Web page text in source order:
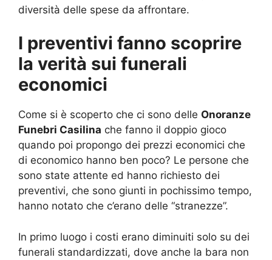
diversità delle spese da affrontare.
I preventivi fanno scoprire
la verità sui funerali
economici
Come si è scoperto che ci sono delle Onoranze
Funebri Casilina che fanno il doppio gioco
quando poi propongo dei prezzi economici che
di economico hanno ben poco? Le persone che
sono state attente ed hanno richiesto dei
preventivi, che sono giunti in pochissimo tempo,
hanno notato che c’erano delle “stranezze”.
In primo luogo i costi erano diminuiti solo su dei
funerali standardizzati, dove anche la bara non